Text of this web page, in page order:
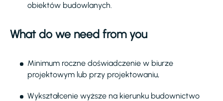
obiektów budowlanych.
What do we need from you
Minimum roczne doświadczenie w biurze
projektowym lub przy projektowaniu,
Wykształcenie wyższe na kierunku budownictwo